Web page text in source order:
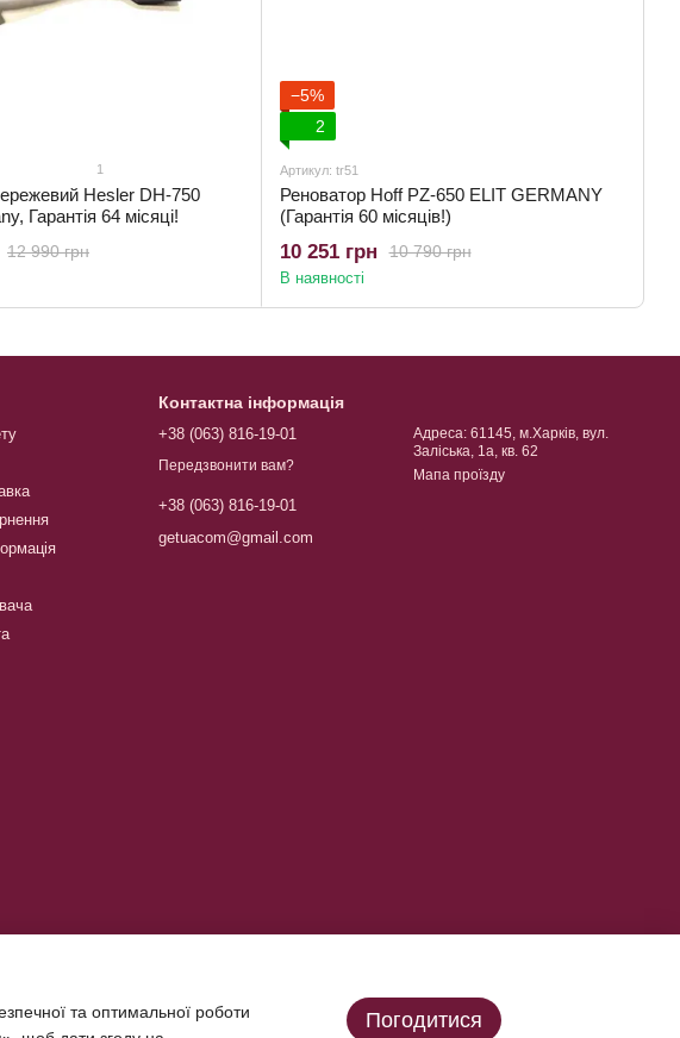
1
Hesler DH-750
Гарантія 64 місяці!
12 990 грн
−5%
2
Артикул: tr51
Реноватор Hoff PZ-650 ELIT GERMANY
(Гарантія 60 місяців!)
10 790 грн
10 251 грн
В наявності
Контактна інформація
+38 (063) 816-19-01
Передзвонити вам?
+38 (063) 816-19-01
getuacom@gmail.com
Адреса: 61145, м.Харків, вул.
Заліська, 1а, кв. 62
Мапа проїзду
та оптимальної роботи
Погодитися